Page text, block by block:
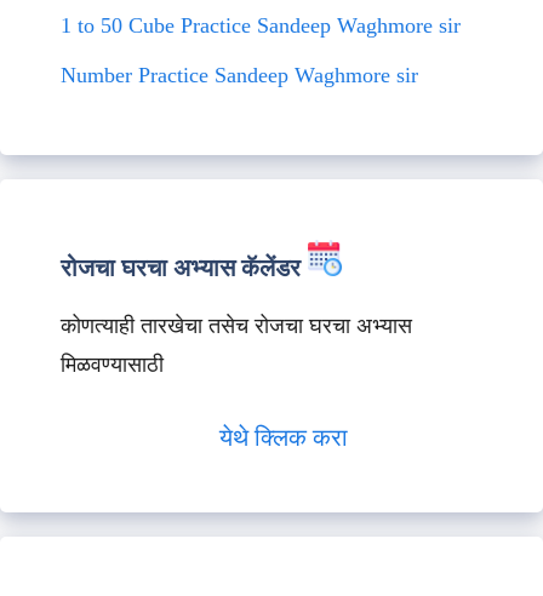
1 to 50 Cube Practice Sandeep Waghmore sir
Number Practice Sandeep Waghmore sir
रोजचा घरचा अभ्यास कॅलेंडर
कोणत्याही तारखेचा तसेच रोजचा घरचा अभ्यास
मिळवण्यासाठी
येथे क्लिक करा